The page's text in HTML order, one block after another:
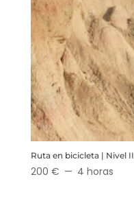
Ruta en bicicleta | Nivel II
200 € 4 horas